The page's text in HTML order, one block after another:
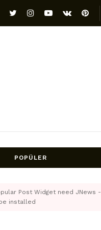
POPÜLER
Post Widget need JNews -
installed